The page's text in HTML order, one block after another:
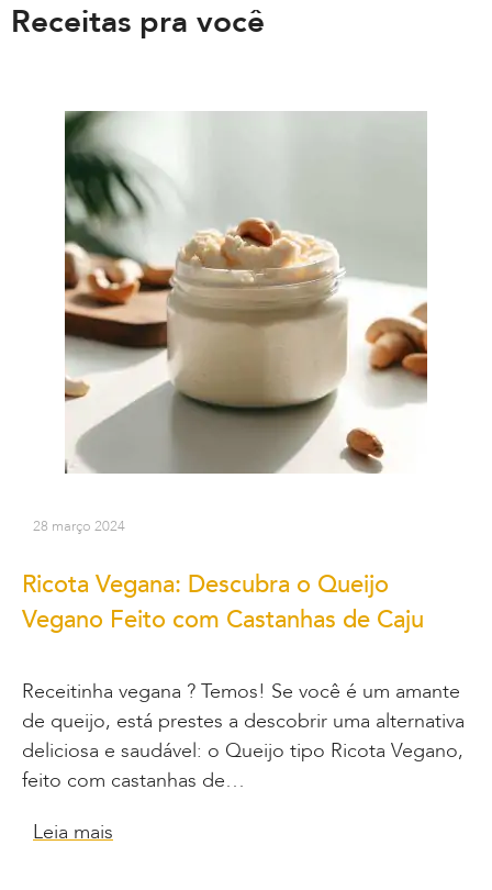
Receitas pra você
28 março 2024
Ricota Vegana: Descubra o Queijo
Vegano Feito com Castanhas de Caju
Receitinha vegana ? Temos! Se você é um amante
de queijo, está prestes a descobrir uma alternativa
deliciosa e saudável: o Queijo tipo Ricota Vegano,
feito com castanhas de…
Leia mais